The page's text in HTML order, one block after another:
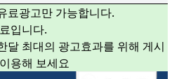
료광고만 가능합니다.
입니다.
달 최대의 광고효과를 위해 게시
용해 보세요